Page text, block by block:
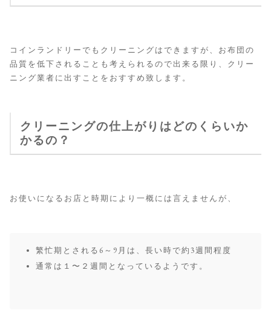
コインランドリーでもクリーニングはできますが、お布団の
品質を低下されることも考えられるので出来る限り、クリー
ニング業者に出すことをおすすめ致します。
クリーニングの仕上がりはどのくらいか
かるの？
お使いになるお店と時期により一概には言えませんが、
繁忙期とされる6～9月は、長い時で約3週間程度
通常は１〜２週間となっているようです。